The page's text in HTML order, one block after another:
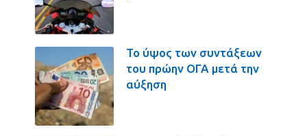
Το ύψος των συντάξεων
του πρώην ΟΓΑ μετά την
αύξηση